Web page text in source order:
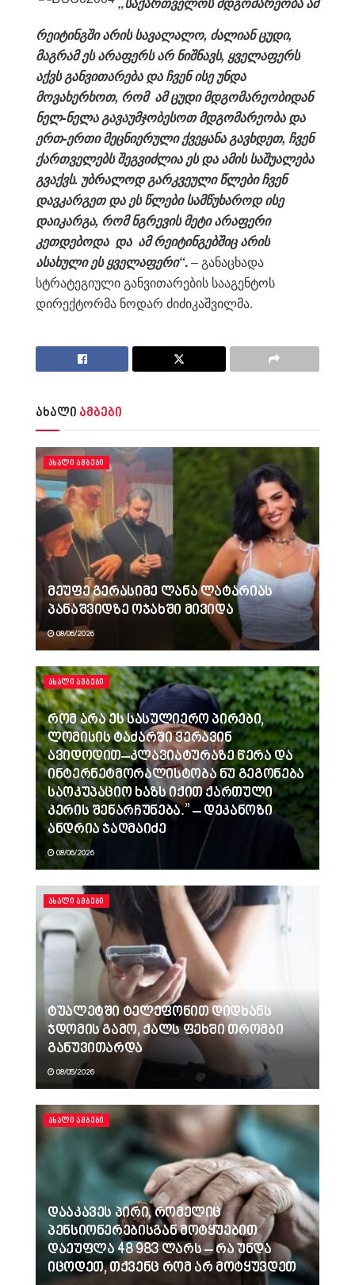
რეიტინგში არის სავალალო, ძალიან ცუდი,
მაგრამ ეს არაფერს არ ნიშნავს, ყველაფერს
აქვს განვითარება და ჩვენ ისე უნდა
მოვახერხოთ, რომ ამ ცუდი მდგომარეობიდან
ნელ-ნელა გავაუმჯობესოთ მდგომარეობა და
ერთ-ერთი მეცნიერული ქვეყანა გავხდეთ, ჩვენ
ქართველებს შეგვიძლია ეს და ამის საშუალება
გვაქვს. უბრალოდ გარკვეული წლები ჩვენ
დავკარგეთ და ეს წლები სამწუხაროდ ისე
დაიკარგა, რომ ნგრევის მეტი არაფერი
კეთდებოდა და ამ რეიტინგებშიც არის
ასახული ეს ყველაფერი“.– განაცხადა
სტრატეგიული განვითარების სააგენტოს
დირექტორმა ნოდარ ძიძიკაშვილმა.
ახალი ამბები
ᲐᲮᲐᲚᲘ ᲐᲛᲑᲔᲑᲘ
მეუფე გერასიმე ლანა ლატარიას
პანაშვიდზე ოჯახში მივიდა
08/06/2026
ᲐᲮᲐᲚᲘ ᲐᲛᲑᲔᲑᲘ
რომ არა ეს სასულიერო პირები,
ლომისის ტაძარში ვერავინ
ავიდოდით–კლავიატურაზე წერა და
ინტერნეტმორალისტობა ნუ გეგონება
საოკუპაციო ხაზს იქით ქართული
კერის შენარჩუნება.” – დეკანოზი
ანდრია ჯაღმაიძე
08/06/2026
ᲐᲮᲐᲚᲘ ᲐᲛᲑᲔᲑᲘ
ტუალეტში ტელეფონით დიდხანს
ჯდომის გამო, ქალს ფეხში თრომბი
განუვითარდა
08/05/2026
ᲐᲮᲐᲚᲘ ᲐᲛᲑᲔᲑᲘ
დააკავეს პირი, რომელიც
პენსიონერებისგან მოტყუებით
დაეუფლა 48 983 ლარს – რა უნდა
იცოდეთ, თქვენც რომ არ მოტყუვდეთ